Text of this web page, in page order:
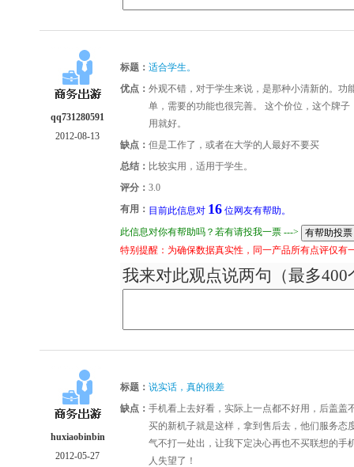
qq731280591
2012-08-13
标题： 适合学生。
优点： 外观不错，对于学生来说，是那种小清新的。功
单，需要的功能也很完善。 这个价位，这个牌
用就好。
缺点： 但是工作了，或者在大学的人最好不要买
总结： 比较实用，适用于学生。
评分： 3.0
有用： 目前此信息对 16 位网友有帮助。
此信息对你有帮助吗？若有请投我一票 --->
特别提醒：为确保数据真实性，同一产品所有点评仅有
我来对此观点说两句（最多400
huxiaobinbin
2012-05-27
标题： 说实话，真的很差
缺点： 手机看上去好看，实际上一点都不好用，后盖盖
买的新机子就是这样，拿到售后去，他们服务
气不打一处出，让我下定决心再也不买联想的
人失望了！